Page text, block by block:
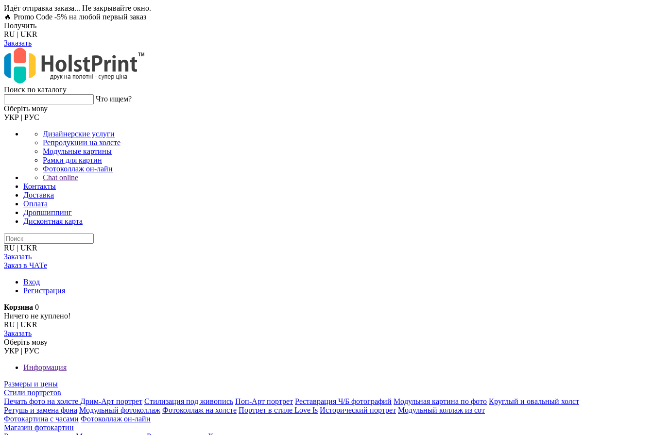
Идёт отправка заказа... Не закрывайте окно.
🔥 Promo Code -5% на любой первый заказ
Получить
RU | UKR
Заказать
Поиск по каталогу
Что ищем?
Оберiть мову
УКР | РУС
Дизайнерские услуги
Репродукции на холсте
Модульные картины
Рамки для картин
Фотоколлаж он-лайн
Chat online
Контакты
Доставка
Оплата
Дропшиппинг
Дисконтная карта
RU | UKR
Заказать
Заказ в ЧАТе
Вход
Регистрация
Корзина 0
Ничего не куплено!
RU | UKR
Заказать
Оберiть мову
УКР | РУС
Информация
Размеры и цены
Стили портретов
Печать фото на холсте Дрим-Арт портрет Стилизация под живопись Поп-Арт портрет Реставрация Ч/Б фотографий Модульная картина по фото Круглый и овальный холст
Ретушь и замена фона Модульный фотоколлаж Фотоколлаж на холсте Портрет в стиле Love Is Исторический портрет Модульный коллаж из сот
Фотокартина с часами Фотоколлаж он-лайн
Магазин фотокартин